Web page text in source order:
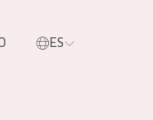
ES